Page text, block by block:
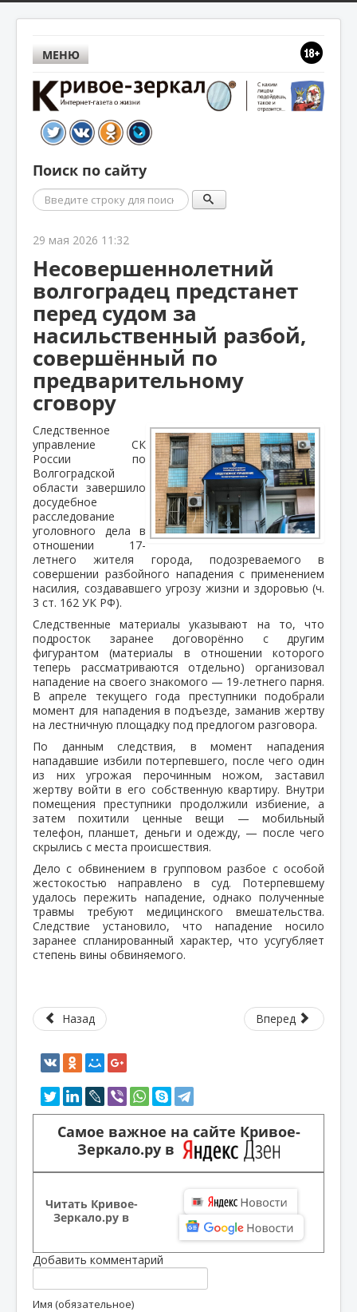
МЕНЮ
Поиск по сайту
Поиск
29 мая 2026 11:32
Несовершеннолетний
волгоградец предстанет
перед судом за
насильственный разбой,
совершённый по
предварительному
сговору
Следственное
управление СК
России по
Волгоградской
области завершило
досудебное
расследование
уголовного дела в
отношении 17-
летнего жителя города, подозреваемого в
совершении разбойного нападения с применением
насилия, создававшего угрозу жизни и здоровью (ч.
3 ст. 162 УК РФ).
Следственные материалы указывают на то, что
подросток заранее договорённо с другим
фигурантом (материалы в отношении которого
теперь рассматриваются отдельно) организовал
нападение на своего знакомого — 19-летнего парня.
В апреле текущего года преступники подобрали
момент для нападения в подъезде, заманив жертву
на лестничную площадку под предлогом разговора.
По данным следствия, в момент нападения
нападавшие избили потерпевшего, после чего один
из них угрожая перочинным ножом, заставил
жертву войти в его собственную квартиру. Внутри
помещения преступники продолжили избиение, а
затем похитили ценные вещи — мобильный
телефон, планшет, деньги и одежду, — после чего
скрылись с места происшествия.
Дело с обвинением в групповом разбое с особой
жестокостью направлено в суд. Потерпевшему
удалось пережить нападение, однако полученные
травмы требуют медицинского вмешательства.
Следствие установило, что нападение носило
заранее спланированный характер, что усугубляет
степень вины обвиняемого.
Назад Вперед
Самое важное на сайте Кривое-
Зеркало.ру в
Читать Кривое-
Зеркало.ру в
Добавить комментарий
Имя (обязательное)